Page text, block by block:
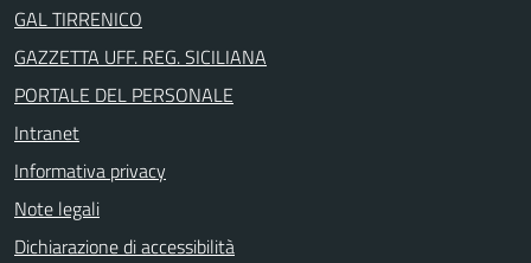
GAL TIRRENICO
GAZZETTA UFF. REG. SICILIANA
PORTALE DEL PERSONALE
Intranet
Informativa privacy
Note legali
Dichiarazione di accessibilità